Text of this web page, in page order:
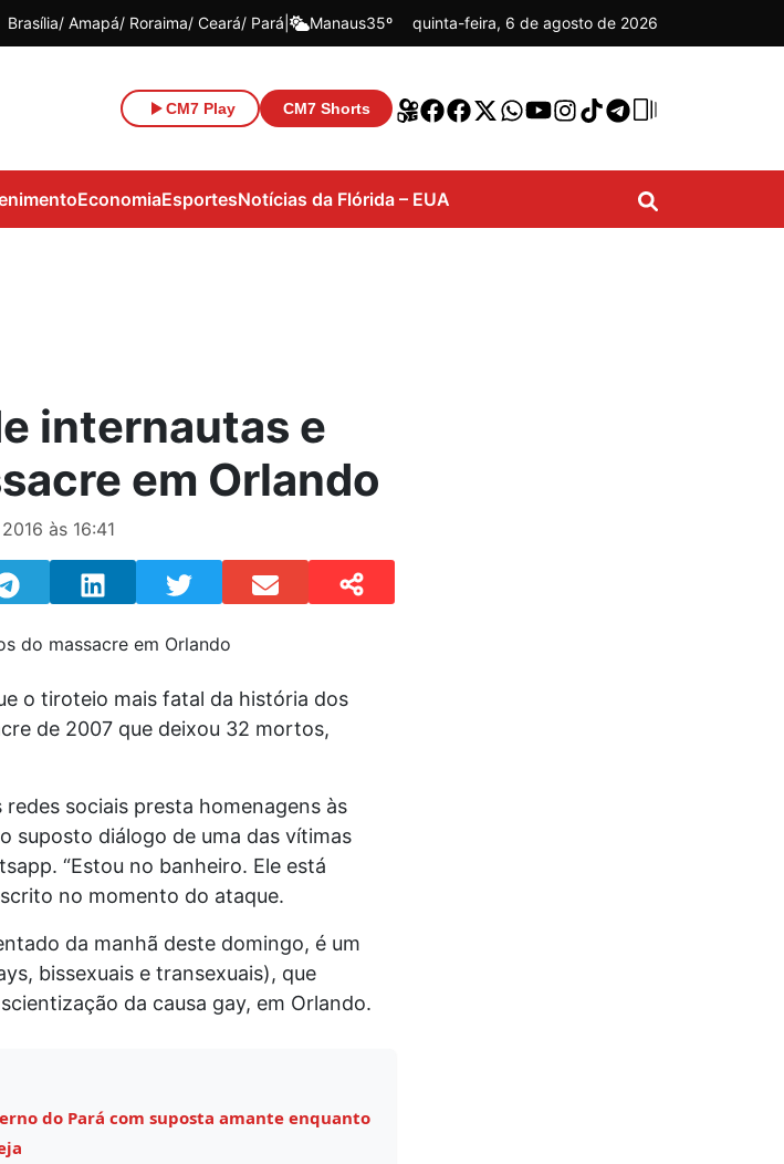
Brasília Amapá Roraima Ceará Pará Manaus35º quinta-feira, 6 de agosto de 2026
CM7 Play CM7 Shorts
EconomiaEsportesNotícias da Flórida – EUA
internautas e
em Orlando
às 16:41
o tiroteio mais fatal da história dos
de 2007 que deixou 32 mortos,
sociais presta homenagens às
suposto diálogo de uma das vítimas
“Estou no banheiro. Ele está
no momento do ataque.
da manhã deste domingo, é um
bissexuais e transexuais), que
da causa gay, em Orlando.
do Pará com suposta amante enquanto